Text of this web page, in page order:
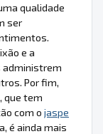
qualidade
ser
e a
administrem
Por fim,
que tem
com o jaspe
é ainda mais